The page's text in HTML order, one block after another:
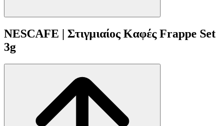
NESCAFE | Στιγμιαίος Καφές Frappe Set
3g